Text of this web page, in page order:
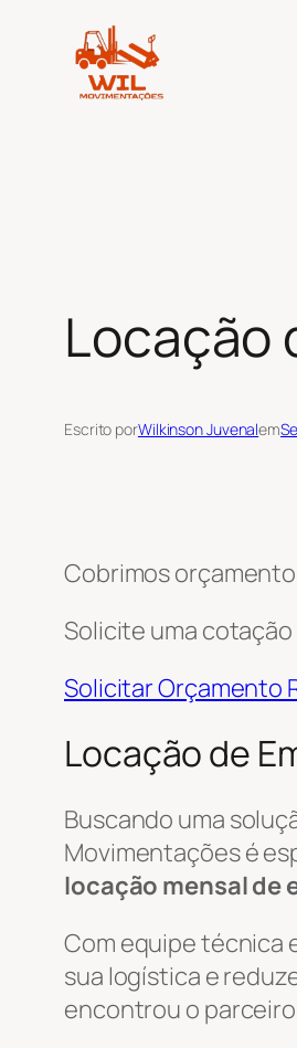
Locação
Escrito porWilkinson Juvenalem
Cobrimos
Solicite uma
Solicitar Orçamento
Locação de
Buscando uma
Movimentações é
locação mensal de
Com equipe técnica
sua logística e
encontrou o